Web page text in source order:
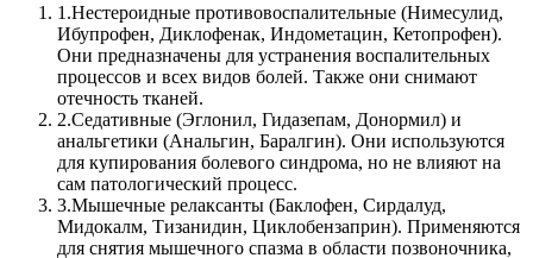
1.Нестероидные противовоспалительные (Нимесулид,
Ибупрофен, Диклофенак, Индометацин, Кетопрофен).
Они предназначены для устранения воспалительных
процессов и всех видов болей. Также они снимают
отечность тканей.
2.Седативные (Эглонил, Гидазепам, Донормил) и
анальгетики (Анальгин, Баралгин). Они используются
для купирования болевого синдрома, но не влияют на
сам патологический процесс.
3.Мышечные релаксанты (Баклофен, Сирдалуд,
Мидокалм, Тизанидин, Циклобензаприн). Применяются
для снятия мышечного спазма в области позвоночника,